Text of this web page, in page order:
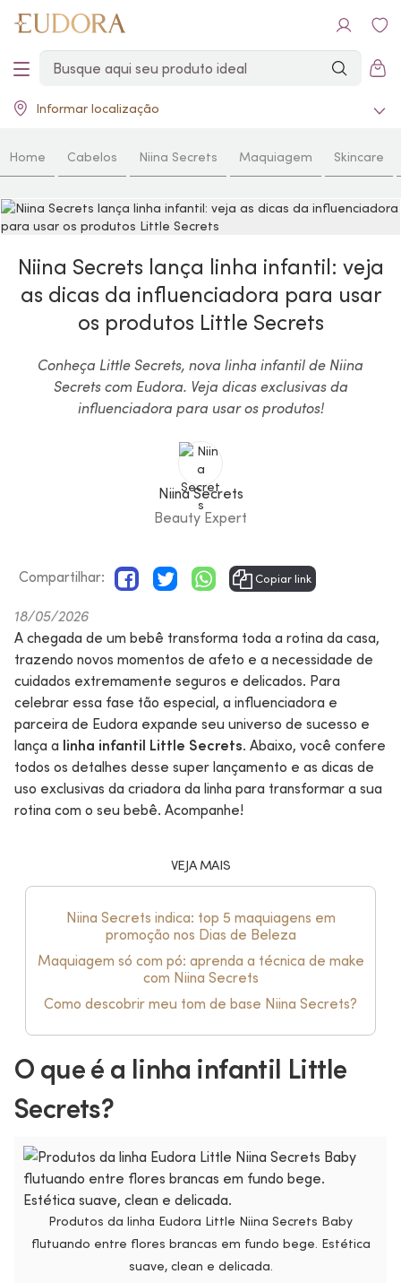
Informar localização
Home Cabelos Niina Secrets Maquiagem Skincare
Niina Secrets lança linha infantil: veja
as dicas da influenciadora para usar
os produtos Little Secrets
Conheça Little Secrets, nova linha infantil de Niina
Secrets com Eudora. Veja dicas exclusivas da
influenciadora para usar os produtos!
Niina Secrets
Beauty Expert
Compartilhar: Copiar link
18/05/2026
A chegada de um bebê transforma toda a rotina da casa,
trazendo novos momentos de afeto e a necessidade de
cuidados extremamente seguros e delicados. Para
celebrar essa fase tão especial, a influenciadora e
parceira de Eudora expande seu universo de sucesso e
lança a linha infantil Little Secrets. Abaixo, você confere
todos os detalhes desse super lançamento e as dicas de
uso exclusivas da criadora da linha para transformar a sua
rotina com o seu bebê. Acompanhe!
VEJA MAIS
Niina Secrets indica: top 5 maquiagens em
promoção nos Dias de Beleza
Maquiagem só com pó: aprenda a técnica de make
com Niina Secrets
Como descobrir meu tom de base Niina Secrets?
O que é a linha infantil Little
Secrets?
Produtos da linha Eudora Little Niina Secrets Baby
flutuando entre flores brancas em fundo bege. Estética
suave, clean e delicada.